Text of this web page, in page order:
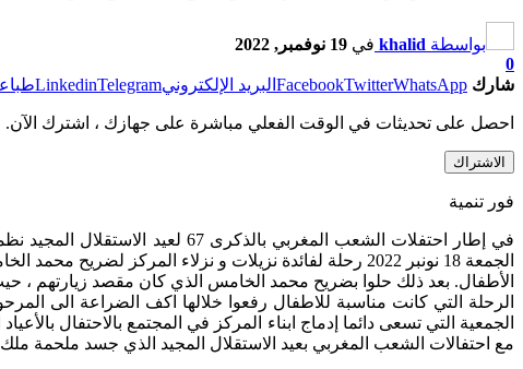
بواسطة khalid في 19 نوفمبر, 2022
0
شارك
FacebookTwitterWhatsApp البريد الإلكتروني LinkedinTelegram
احصل على تحديثات في الوقت الفعلي مباشرة على جهازك ، اشترك الآن.
الاشتراك
فور تنمية
في إطار احتفلات الشعب
الجمعة 18 نونبر 2022 رحلة لفائدة نزيلات و نزلاء
الأطفال. بعد ذلك حلوا بضريح محمد الخامس الذي كان مقصد زيارتهم ،
الرحلة التي كانت مناسبة للاطفال رفعوا خلالها اكف الضراعة الى
الجمعية التي تسعى دائما إدماج ابناء المركز في المجتمع بالاحتفال
مع احتفالات الشعب المغربي بعيد الاستقلال المجيد الذي جسد ملحمة